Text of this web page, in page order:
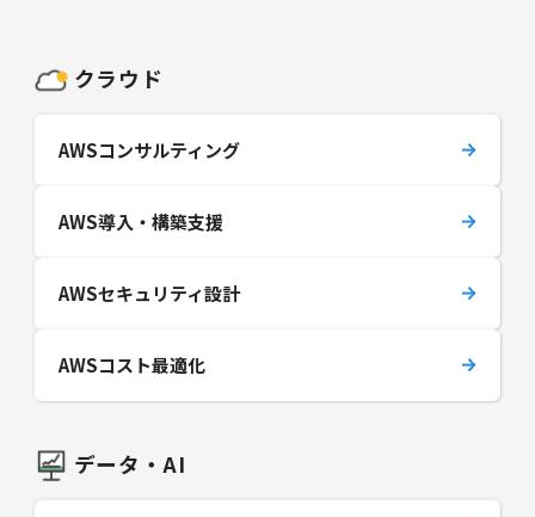
クラウド
AWSコンサルティング
AWS導入・構築支援
AWSセキュリティ設計
AWSコスト最適化
データ・AI